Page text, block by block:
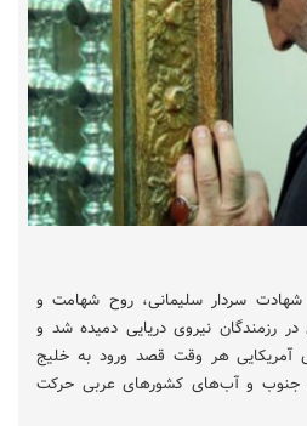
سردار سلیمانی، روح شهامت و
رزمندگان نیروی دریایی دمیده شد و
آمریکایی هر وقت قصد ورود به خلیج
جنوب و آب‌های کشورهای عربی حرکت